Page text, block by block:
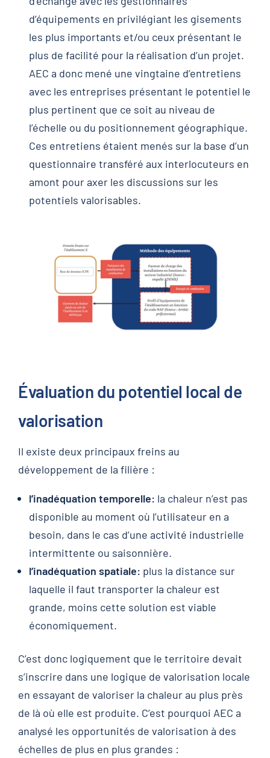
d’équipements en privilégiant les gisements
les plus importants et/ou ceux présentant le
plus de facilité pour la réalisation d’un projet.
AEC a donc mené une vingtaine d’entretiens
avec les entreprises présentant le potentiel le
plus pertinent que ce soit au niveau de
l’échelle ou du positionnement géographique.
Ces entretiens étaient menés sur la base d’un
questionnaire transféré aux interlocuteurs en
amont pour axer les discussions sur les
potentiels valorisables.
Évaluation du potentiel local de
valorisation
Il existe deux principaux freins au
développement de la filière :
l’inadéquation temporelle: la chaleur n’est pas
disponible au moment où l’utilisateur en a
besoin, dans le cas d’une activité industrielle
intermittente ou saisonnière.
l’inadéquation spatiale: plus la distance sur
laquelle il faut transporter la chaleur est
grande, moins cette solution est viable
économiquement.
C’est donc logiquement que le territoire devait
s’inscrire dans une logique de valorisation locale
en essayant de valoriser la chaleur au plus près
de là où elle est produite. C’est pourquoi AEC a
analysé les opportunités de valorisation à des
échelles de plus en plus grandes :